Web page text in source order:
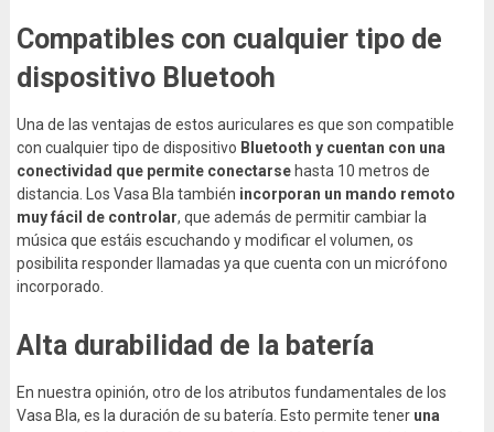
Compatibles con cualquier tipo de
dispositivo Bluetooh
Una de las ventajas de estos auriculares es que son compatible
con cualquier tipo de dispositivo Bluetooth y cuentan con una
conectividad que permite conectarse hasta 10 metros de
distancia. Los Vasa Bla también incorporan un mando remoto
muy fácil de controlar, que además de permitir cambiar la
música que estáis escuchando y modificar el volumen, os
posibilita responder llamadas ya que cuenta con un micrófono
incorporado.
Alta durabilidad de la batería
En nuestra opinión, otro de los atributos fundamentales de los
Vasa Bla, es la duración de su batería. Esto permite tener una